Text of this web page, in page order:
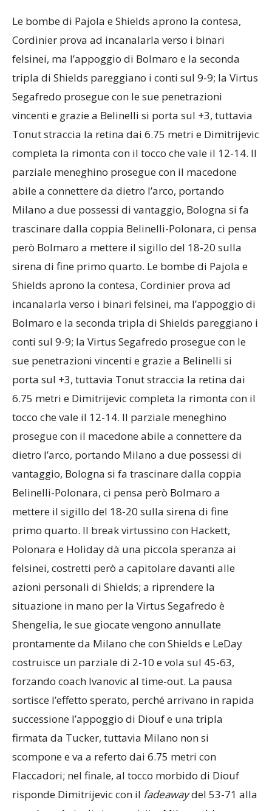
Le bombe di Pajola e Shields aprono la contesa,
Cordinier prova ad incanalarla verso i binari
felsinei, ma l’appoggio di Bolmaro e la seconda
tripla di Shields pareggiano i conti sul 9-9; la Virtus
Segafredo prosegue con le sue penetrazioni
vincenti e grazie a Belinelli si porta sul +3, tuttavia
Tonut straccia la retina dai 6.75 metri e Dimitrijevic
completa la rimonta con il tocco che vale il 12-14. Il
parziale meneghino prosegue con il macedone
abile a connettere da dietro l’arco, portando
Milano a due possessi di vantaggio, Bologna si fa
trascinare dalla coppia Belinelli-Polonara, ci pensa
però Bolmaro a mettere il sigillo del 18-20 sulla
sirena di fine primo quarto. Le bombe di Pajola e
Shields aprono la contesa, Cordinier prova ad
incanalarla verso i binari felsinei, ma l’appoggio di
Bolmaro e la seconda tripla di Shields pareggiano i
conti sul 9-9; la Virtus Segafredo prosegue con le
sue penetrazioni vincenti e grazie a Belinelli si
porta sul +3, tuttavia Tonut straccia la retina dai
6.75 metri e Dimitrijevic completa la rimonta con il
tocco che vale il 12-14. Il parziale meneghino
prosegue con il macedone abile a connettere da
dietro l’arco, portando Milano a due possessi di
vantaggio, Bologna si fa trascinare dalla coppia
Belinelli-Polonara, ci pensa però Bolmaro a
mettere il sigillo del 18-20 sulla sirena di fine
primo quarto. Il break virtussino con Hackett,
Polonara e Holiday dà una piccola speranza ai
felsinei, costretti però a capitolare davanti alle
azioni personali di Shields; a riprendere la
situazione in mano per la Virtus Segafredo è
Shengelia, le sue giocate vengono annullate
prontamente da Milano che con Shields e LeDay
costruisce un parziale di 2-10 e vola sul 45-63,
forzando coach Ivanovic al time-out. La pausa
sortisce l’effetto sperato, perché arrivano in rapida
successione l’appoggio di Diouf e una tripla
firmata da Tucker, tuttavia Milano non si
scompone e va a referto dai 6.75 metri con
Flaccadori; nel finale, al tocco morbido di Diouf
risponde Dimitrijevic con il fadeawaydel 53-71 alla